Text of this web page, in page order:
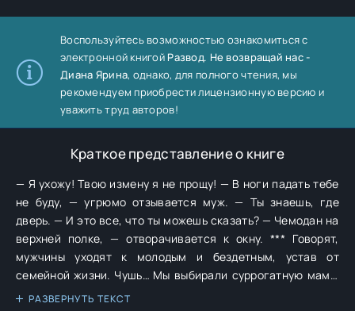
Воспользуйтесь возможностью ознакомиться с
электронной книгой Развод. Не возвращай нас -
Диана Ярина, однако, для полного чтения, мы
рекомендуем приобрести лицензионную версию и
уважить труд авторов!
Краткое представление о книге
— Я ухожу! Твою измену я не прощу! — В ноги падать тебе
не буду, — угрюмо отзывается муж. — Ты знаешь, где
дверь. — И это все, что ты можешь сказать? — Чемодан на
верхней полке, — отворачивается к окну. *** Говорят,
мужчины уходят к молодым и бездетным, устав от
семейной жизни. Чушь… Мы выбирали суррогатную маму,
и муж ушел к ней… К бабе с чужим ребенком, не забыв
РАЗВЕРНУТЬ ТЕКСТ